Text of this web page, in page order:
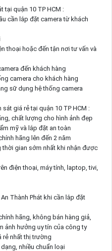
tại quận 10 TP HCM :
cần lắp đặt camera từ khách
thoại hoặc đến tận nơi tư vấn và
đến khách hàng
camera cho khách hàng
sữ dụng hệ thống camera
giá rẻ tại quận 10 TP HCM :
chất lượng cho hình ảnh đẹp
mỹ và lắp đặt an toàn
hãng lên đến 2 năm
gian sớm nhất khi nhận được
điện thoại, máy tính, laptop, tivi,
Thành Phát khi cần lắp đặt
hãng, không bán hàng giả,
ảnh hưởng uy tín của công ty
rẻ nhất thị trường
nhiều chuẩn loại